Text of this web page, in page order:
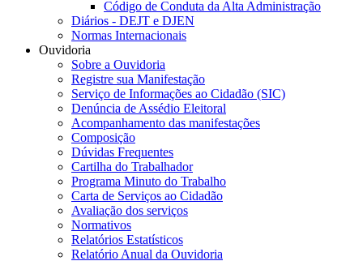
Código de Conduta da Alta Administração
Diários - DEJT e DJEN
Normas Internacionais
Ouvidoria
Sobre a Ouvidoria
Registre sua Manifestação
Serviço de Informações ao Cidadão (SIC)
Denúncia de Assédio Eleitoral
Acompanhamento das manifestações
Composição
Dúvidas Frequentes
Cartilha do Trabalhador
Programa Minuto do Trabalho
Carta de Serviços ao Cidadão
Avaliação dos serviços
Normativos
Relatórios Estatísticos
Relatório Anual da Ouvidoria